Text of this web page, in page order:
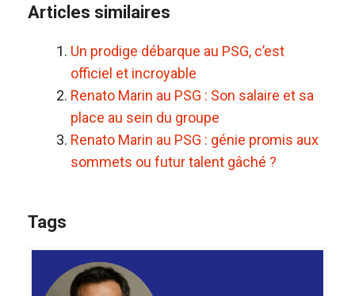
Articles similaires
Un prodige débarque au PSG, c’est
officiel et incroyable
Renato Marin au PSG : Son salaire et sa
place au sein du groupe
Renato Marin au PSG : génie promis aux
sommets ou futur talent gâché ?
Tags